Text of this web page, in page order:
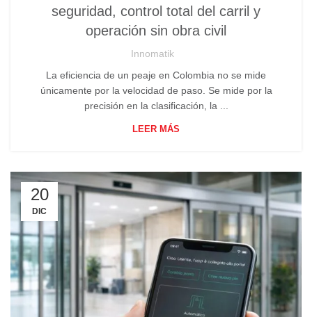
seguridad, control total del carril y
operación sin obra civil
Innomatik
La eficiencia de un peaje en Colombia no se mide
únicamente por la velocidad de paso. Se mide por la
precisión en la clasificación, la ...
LEER MÁS
20
DIC